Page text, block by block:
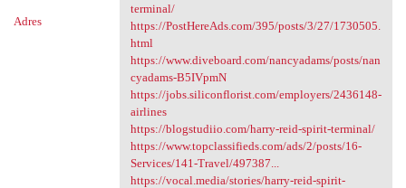
Adres
terminal/
https://PostHereAds.com/395/posts/3/27/1730505.
html
https://www.diveboard.com/nancyadams/posts/nan
cyadams-B5IVpmN
https://jobs.siliconflorist.com/employers/2436148-
airlines
https://blogstudiio.com/harry-reid-spirit-terminal/
https://www.topclassifieds.com/ads/2/posts/16-
Services/141-Travel/497387...
https://vocal.media/stories/harry-reid-spirit-